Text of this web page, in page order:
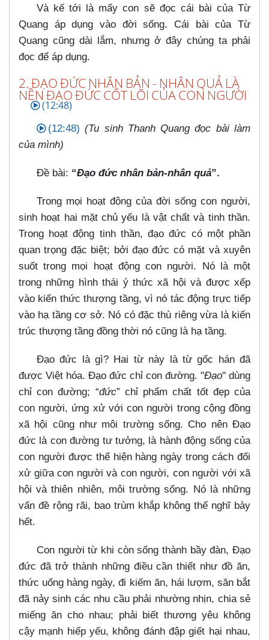
Và kế tới là mấy con sẽ đọc cái bài của Từ
Quang áp dụng vào đời sống. Cái bài của Từ
Quang cũng dài lắm, nhưng ở đây chúng ta phải
đọc để áp dụng.
2. ĐẠO ĐỨC NHÂN BẢN - NHÂN QUẢ LÀ
NỀN ĐẠO ĐỨC CỐT LÕI CỦA CON NGƯỜI
(12:48)
(12:48) (Tu sinh Thanh Quang đọc bài làm
của mình)
Đề bài: “Đạo đức nhân bản-nhân quả”.
Trong mọi hoạt động của đời sống con người,
sinh hoạt hai mặt chủ yếu là vật chất và tinh thần.
Trong hoạt động tinh thần, đạo đức có một phần
quan trọng đặc biệt; bởi đạo đức có mặt và xuyên
suốt trong mọi hoạt động con người. Nó là một
trong những hình thái ý thức xã hội và được xếp
vào kiến thức thượng tầng, vì nó tác động trực tiếp
vào hạ tầng cơ sở. Nó có đặc thù riêng vừa là kiến
trúc thượng tầng đồng thời nó cũng là hạ tầng.
Đạo đức là gì? Hai từ này là từ gốc hán đã
được Việt hóa. Đạo đức chỉ con đường. "Đạo" dùng
chỉ con đường; “đức” chỉ phẩm chất tốt đẹp của
con người, ứng xử với con người trong cộng đồng
xã hội cũng như môi trường sống. Cho nên Đạo
đức là con đường tư tưởng, là hành động sống của
con người được thể hiện hàng ngày trong cách đối
xử giữa con người và con người, con người với xã
hội và thiên nhiên, môi trường sống. Nó là những
vấn đề rộng rãi, bao trùm khắp không thể nghĩ bày
hết.
Con người từ khi còn sống thành bầy đàn, Đạo
đức đã trở thành những điều cần thiết như đồ ăn,
thức uống hàng ngày, đi kiếm ăn, hái lượm, săn bắt
đã nảy sinh các nhu cầu phải nhường nhịn, chia sẻ
miếng ăn cho nhau; phải biết thương yêu không
cậy mạnh hiếp yếu, không đánh đập giết hại nhau,